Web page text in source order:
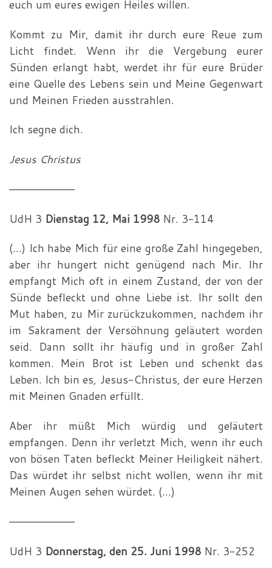
euch um eures ewigen Heiles wil­len.
Kommt zu Mir, damit ihr durch eure Reue zum
Licht findet. Wenn ihr die Vergebung eurer
Sünden erlangt habt, werdet ihr für eure Brüder
eine Quelle des Lebens sein und Meine Gegenwart
und Meinen Frieden ausstrahlen.
Ich segne dich.
Jesus Christus
—————————
UdH 3 Dienstag 12, Mai 1998 Nr. 3-114
(…) Ich habe Mich für eine große Zahl hingegeben,
aber ihr hungert nicht genügend nach Mir. Ihr
empfangt Mich oft in einem Zustand, der von der
Sünde befleckt und ohne Liebe ist. Ihr sollt den
Mut haben, zu Mir zurückzukommen, nach­dem ihr
im Sakrament der Versöhnung geläutert worden
seid. Dann sollt ihr häufig und in großer Zahl
kommen. Mein Brot ist Leben und schenkt das
Leben. Ich bin es, Jesus-Christus, der eure Herzen
mit Meinen Gnaden erfüllt.
Aber ihr müßt Mich würdig und geläutert
empfangen. Denn ihr verletzt Mich, wenn ihr euch
von bösen Taten befleckt Meiner Heiligkeit nähert.
Das würdet ihr selbst nicht wollen, wenn ihr mit
Meinen Augen sehen würdet. (…)
—————————
UdH 3 Donnerstag, den 25. Juni 1998 Nr. 3-252